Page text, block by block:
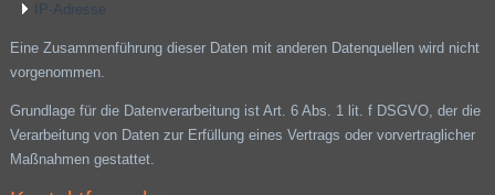
IP-Adresse
Eine Zusammenführung dieser Daten mit anderen Datenquellen wird nicht
vorgenommen.
Grundlage für die Datenverarbeitung ist Art. 6 Abs. 1 lit. f DSGVO, der die
Verarbeitung von Daten zur Erfüllung eines Vertrags oder vorvertraglicher
Maßnahmen gestattet.